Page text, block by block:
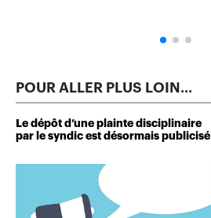
POUR ALLER PLUS LOIN...
Le dépôt d’une plainte disciplinaire
par le syndic est désormais publicisé